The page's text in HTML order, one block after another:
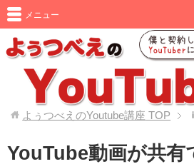
メニュー
よぅつべえのYoutube講座 TOP
YouTube動画が共有